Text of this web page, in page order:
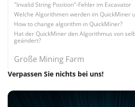
"Invalid String Position"-Fehler im Excavator
Welche Algorithmen werden im QuickMiner
How to change algorithm in QuickMiner?
Hat der QuickMiner den Algorithmus von
geändert?
Große Mining Farm
Verpassen Sie nichts bei uns!